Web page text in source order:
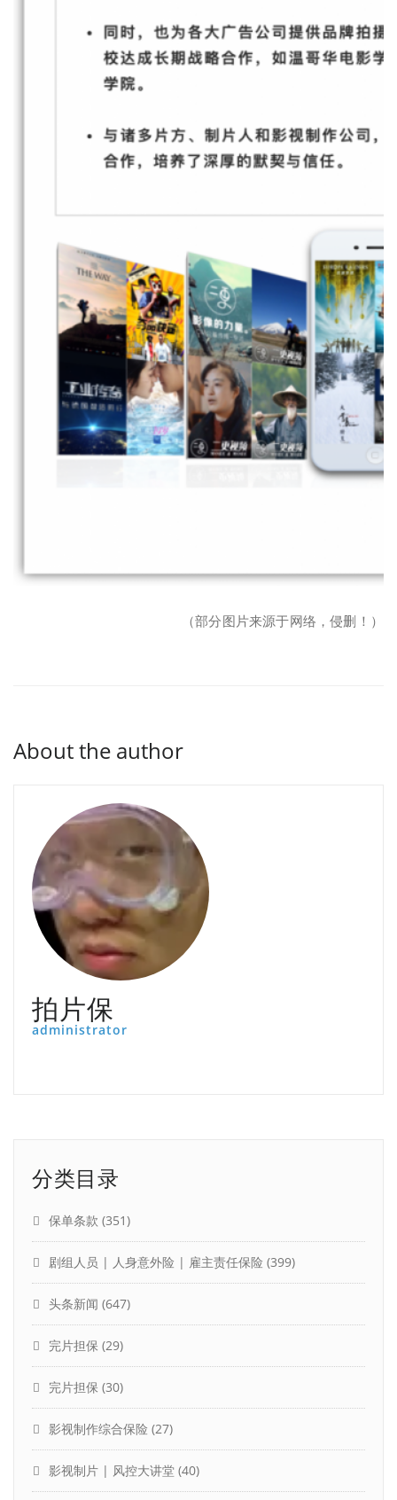
（部分图片来源于网络，侵删！）
About the author
拍片保
administrator
分类目录
保单条款 (351)
剧组人员 | 人身意外险 | 雇主责任保险 (399)
头条新闻 (647)
完片担保 (29)
完片担保 (30)
影视制作综合保险 (27)
影视制片 | 风控大讲堂 (40)